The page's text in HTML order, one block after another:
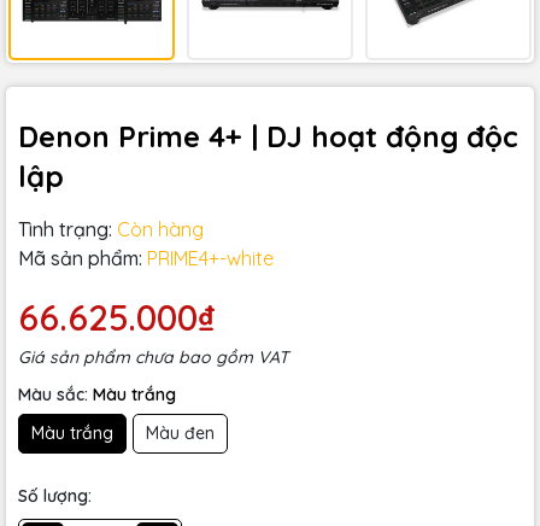
Denon Prime 4+ | DJ hoạt động độc
lập
Tình trạng: Còn hàng
Mã sản phẩm: PRIME4+-white
66.625.000₫
Giá sản phẩm chưa bao gồm VAT
Màu sắc: Màu trắng
Màu trắng
Màu đen
Số lượng: